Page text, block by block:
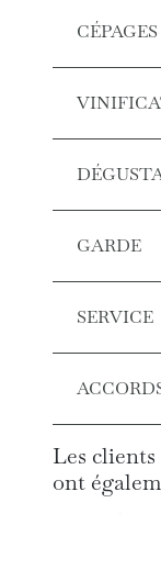
CÉPAGES
GARDE
SERVICE
Les
ont